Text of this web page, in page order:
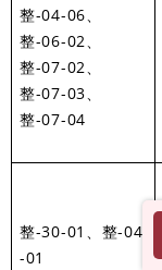
整-04-06、
整-06-02、
整-07-02、
整-07-03、
整-07-04
整-30-01、整-04
-01